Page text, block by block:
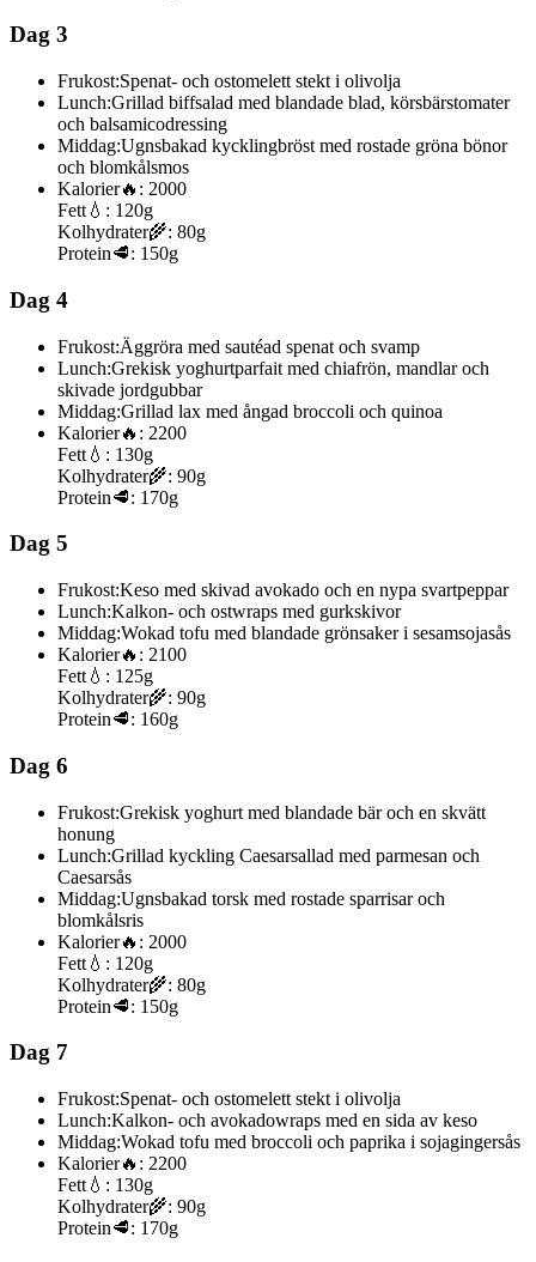
Dag 3
Frukost:Spenat- och ostomelett stekt i olivolja
Lunch:Grillad biffsalad med blandade blad, körsbärstomater
och balsamicodressing
Middag:Ugnsbakad kycklingbröst med rostade gröna bönor
och blomkålsmos
Kalorier🔥: 2000
Fett 💧: 120g
Kolhydrater🌾: 80g
Protein🥩: 150g
Dag 4
Frukost:Äggröra med sautéad spenat och svamp
Lunch:Grekisk yoghurtparfait med chiafrön, mandlar och
skivade jordgubbar
Middag:Grillad lax med ångad broccoli och quinoa
Kalorier🔥: 2200
Fett 💧: 130g
Kolhydrater🌾: 90g
Protein🥩: 170g
Dag 5
Frukost:Keso med skivad avokado och en nypa svartpeppar
Lunch:Kalkon- och ostwraps med gurkskivor
Middag:Wokad tofu med blandade grönsaker i sesamsojasås
Kalorier🔥: 2100
Fett 💧: 125g
Kolhydrater🌾: 90g
Protein🥩: 160g
Dag 6
Frukost:Grekisk yoghurt med blandade bär och en skvätt
honung
Lunch:Grillad kyckling Caesarsallad med parmesan och
Caesarsås
Middag:Ugnsbakad torsk med rostade sparrisar och
blomkålsris
Kalorier🔥: 2000
Fett 💧: 120g
Kolhydrater🌾: 80g
Protein🥩: 150g
Dag 7
Frukost:Spenat- och ostomelett stekt i olivolja
Lunch:Kalkon- och avokadowraps med en sida av keso
Middag:Wokad tofu med broccoli och paprika i sojagingersås
Kalorier🔥: 2200
Fett 💧: 130g
Kolhydrater🌾: 90g
Protein🥩: 170g